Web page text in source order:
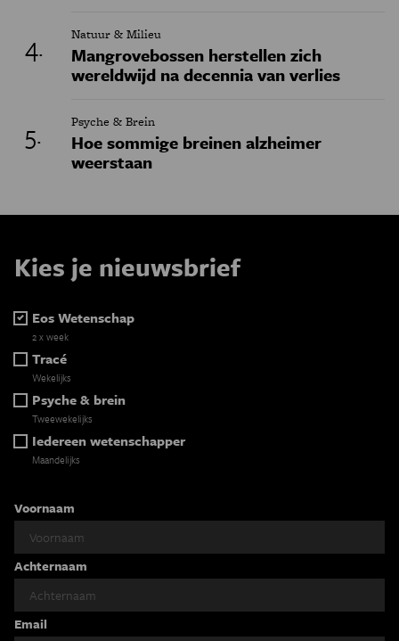
Natuur & Milieu
Mangrovebossen herstellen zich
wereldwijd na decennia van verlies
Psyche & Brein
Hoe sommige breinen alzheimer
weerstaan
Kies je nieuwsbrief
Eos Wetenschap
2 x week
Tracé
Wekelijks
Psyche & brein
Tweewekelijks
Iedereen wetenschapper
Maandelijks
Voornaam
Achternaam
Email